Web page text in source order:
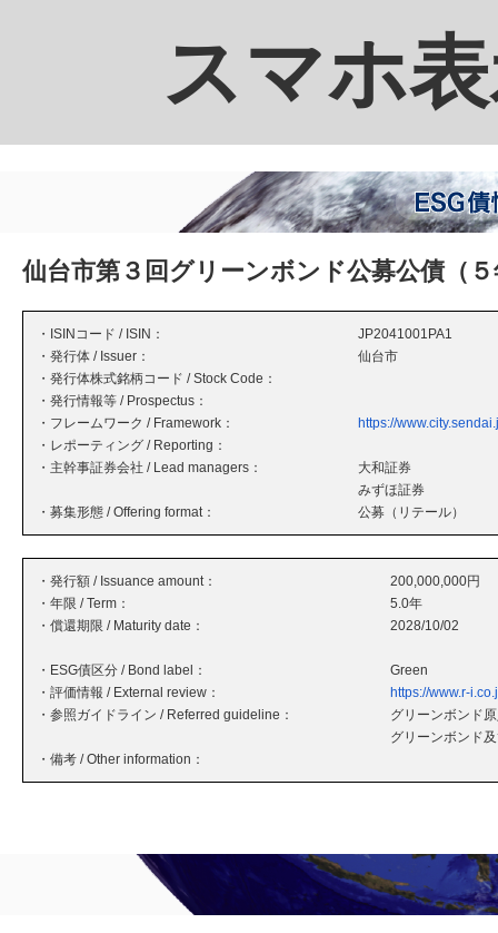
スマホ
仙台市第３回グリーンボンド公募公債（
・ISINコード / ISIN：
JP2041001PA1
・発行体 / Issuer：
仙台市
・発行体株式銘柄コード / Stock Code：
・発行情報等 / Prospectus：
・フレームワーク / Framework：
https://
・レポーティング / Reporting：
・主幹事証券会社 / Lead managers：
大和証券
みずほ証券
・募集形態 / Offering format：
公募（リテール）
・発行額 / Issuance amount：
200,000,000円
・年限 / Term：
5.0年
・償還期限 / Maturity date：
2028/10/02
・ESG債区分 / Bond label：
Green
・評価情報 / External review：
https://www.r-
・参照ガイドライン / Referred guideline：
グリーンボンド
グリーンボンド
・備考 / Other information：